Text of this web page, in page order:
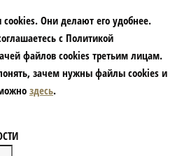
Они делают его удобнее.
с Политикой
файлов cookies третьим лицам.
зачем нужны файлы сookies и
здесь.